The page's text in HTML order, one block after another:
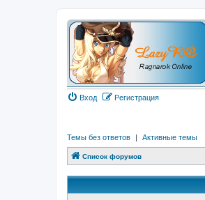
Вход Регистрация
Темы без ответов | Активные темы
Список форумов